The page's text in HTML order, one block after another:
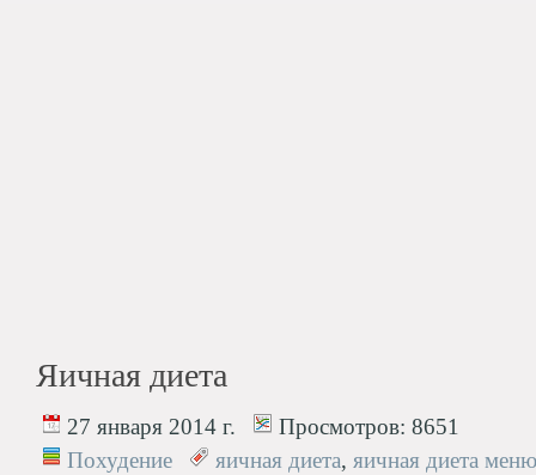
Яичная диета
27 января 2014 г. Просмотров: 8651
Похудение
яичная диета, яичная диета меню